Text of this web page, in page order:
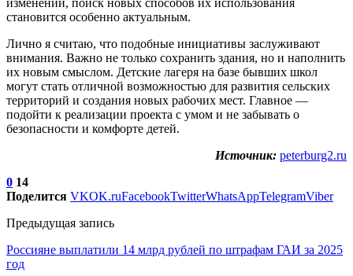
становится особенно актуальным.
Лично я считаю, что подобные инициативы заслуживают
внимания. Важно не только сохранить здания, но и наполнить
их новым смыслом. Детские лагеря на базе бывших школ
могут стать отличной возможностью для развития сельских
территорий и создания новых рабочих мест. Главное —
подойти к реализации проекта с умом и не забывать о
безопасности и комфорте детей.
Источник: peterburg2.ru
0 14
Поделится VKOK.ruFacebookTwitterWhatsAppTelegramViber
Предыдущая запись
Россияне выплатили 14 млрд рублей по штрафам ГАИ за 2025
год